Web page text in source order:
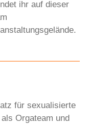
ihr auf dieser
für sexualisierte
Orgateam und